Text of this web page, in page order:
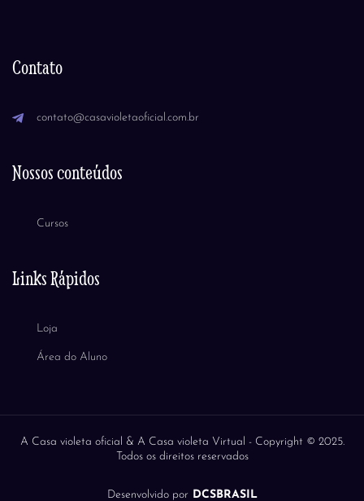
Contato
contato@casavioletaoficial.com.br
Nossos conteúdos
Cursos
Links Rápidos
Loja
Área do Aluno
A Casa violeta oficial & A Casa violeta Virtual - Copyright © 2025.
Todos os direitos reservados
Desenvolvido porDCSBRASIL